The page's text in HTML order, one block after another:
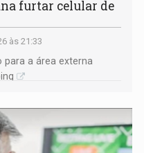
furtar celular de
às 21:33
a área externa